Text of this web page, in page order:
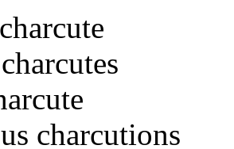
charcute
charcutes
e
charcutions